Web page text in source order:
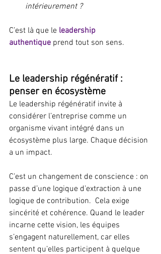
intérieurement ?
C’est là que le leadership
authentique prend tout son sens.
Le leadership régénératif :
penser en écosystème
Le leadership régénératif invite à
considérer l’entreprise comme un
organisme vivant intégré dans un
écosystème plus large. Chaque décision
a un impact.
C’est un changement de conscience : on
passe d’une logique d’extraction à une
logique de contribution.  Cela exige
sincérité et cohérence. Quand le leader
incarne cette vision, les équipes
s’engagent naturellement, car elles
sentent qu’elles participent à quelque